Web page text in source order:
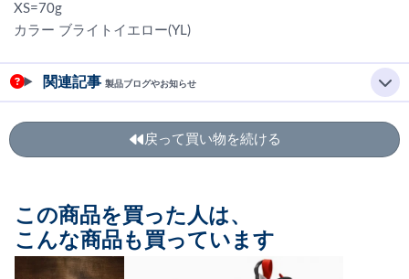
XS=70g
カラー ブライトイエロー(YL)
関連記事 製品ブログやお知らせ
戻って買い物を続ける
この商品を買った人は、
こんな商品も買っています